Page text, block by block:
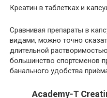
Креатин в таблетках и
Сравнивая препараты в
видами, можно точно
длительной
большинство спортсменов
банального удобства
Academy-T